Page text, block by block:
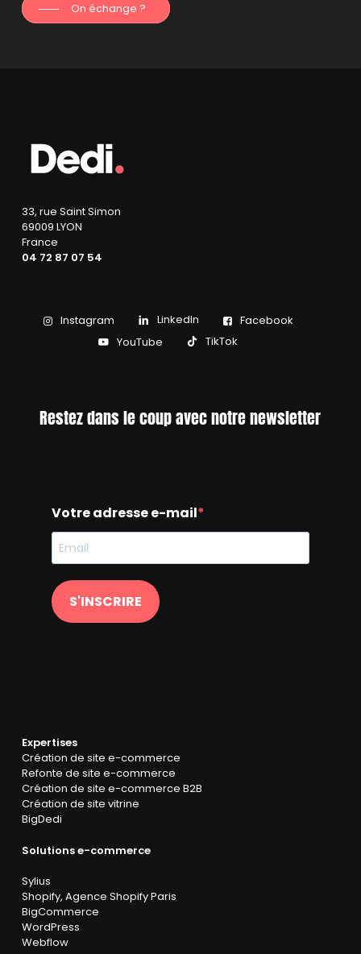
On échange ?
33, rue Saint Simon
69009 LYON
France
04 72 87 07 54
Instagram LinkedIn
Facebook
YouTube
TikTok
Restez dans le coup avec notre newsletter
Votre adresse e-mail
S'INSCRIRE
Expertises
Création de site e-commerce
Refonte de site e-commerce
Création de site e-commerce B2B
Création de site vitrine
BigDedi
Solutions e-commerce
Sylius
Shopify, Agence Shopify Paris
BigCommerce
WordPress
Webflow